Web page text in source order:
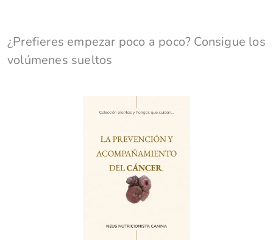
¿Prefieres empezar poco a poco? Consigue los
volúmenes sueltos